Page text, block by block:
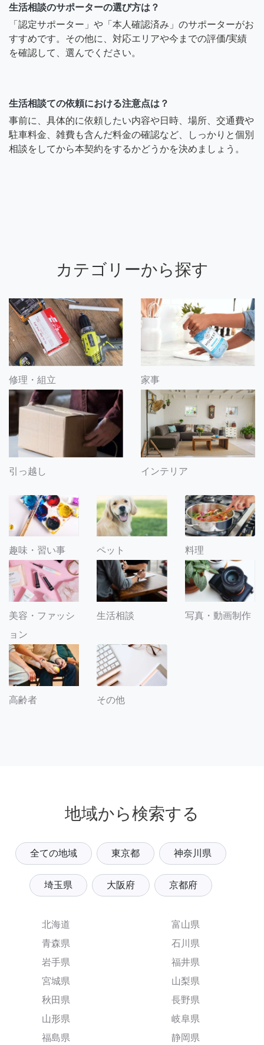
生活相談のサポーターの選び方は？
「認定サポーター」や「本人確認済み」のサポーターがお
すすめです。その他に、対応エリアや今までの評価/実績
を確認して、選んでください。
生活相談ての依頼における注意点は？
事前に、具体的に依頼したい内容や日時、場所、交通費や
駐車料金、雑費も含んだ料金の確認など、しっかりと個別
相談をしてから本契約をするかどうかを決めましょう。
カテゴリーから探す
修理・組立 家事
引っ越し インテリア
趣味・習い事 ペット 料理
美容・ファッシ
ョン
生活相談 写真・動画制作
高齢者 その他
地域から検索する
全ての地域 東京都 神奈川県
埼玉県 大阪府 京都府
北海道
青森県
岩手県
宮城県
秋田県
山形県
福島県
富山県
石川県
福井県
山梨県
長野県
岐阜県
静岡県